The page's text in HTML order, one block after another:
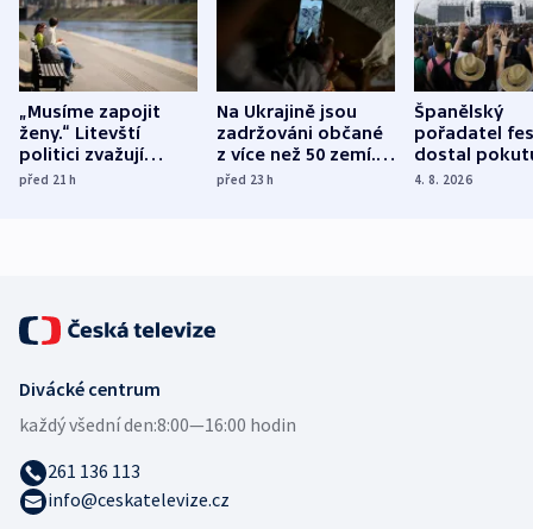
„Musíme zapojit
ženy.“ Litevští
politici zvažují
dohodu o
před 21h
Na Ukrajině jsou
zadržováni občané
z více než 50 zemí.
Bojovali na straně
před 23h
Španělský
pořadatel
dostal
nekalé
4. 8. 2026
Divácké centrum
každý všední den:8:00—16:00 hodin
261 136 113
info@ceskatelevize.cz